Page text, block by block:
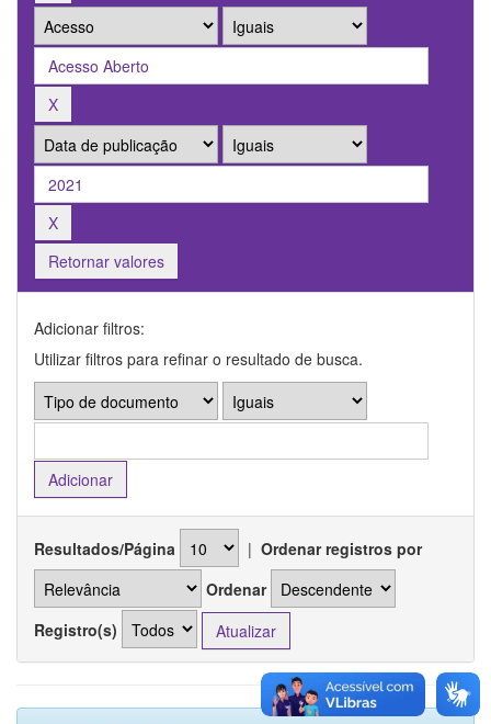
Retornar valores
Adicionar filtros:
Utilizar filtros para refinar o resultado de busca.
Resultados/Página | Ordenar registros por
Ordenar
Registro(s)